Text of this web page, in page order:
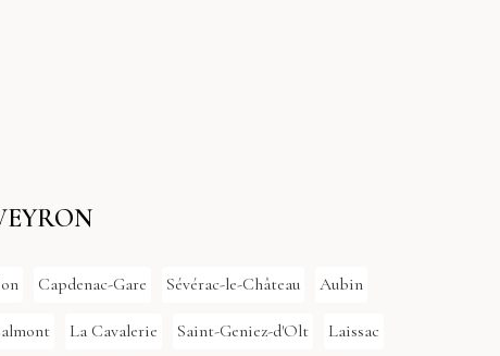
Capdenac-Gare Sévérac-le-Château Aubin
La Cavalerie Saint-Geniez-d'Olt Laissac